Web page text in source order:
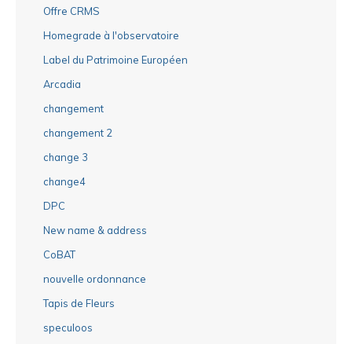
Offre CRMS
Homegrade à l'observatoire
Label du Patrimoine Européen
Arcadia
changement
changement 2
change 3
change4
DPC
New name & address
CoBAT
nouvelle ordonnance
Tapis de Fleurs
speculoos